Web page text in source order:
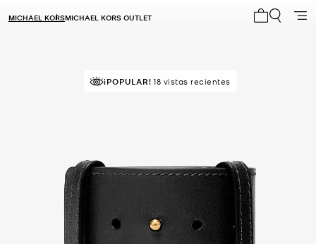
MICHAEL KORSMICHAEL KORS OUTLET
¡POPULAR! 18 vistas recientes